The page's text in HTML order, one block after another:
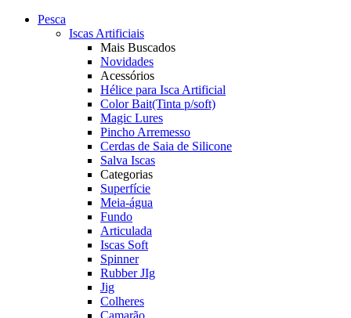
Pesca
Iscas Artificiais
Mais Buscados
Novidades
Acessórios
Hélice para Isca Artificial
Color Bait(Tinta p/soft)
Magic Lures
Pincho Arremesso
Cerdas de Saia de Silicone
Salva Iscas
Categorias
Superfície
Meia-água
Fundo
Articulada
Iscas Soft
Spinner
Rubber JIg
Jig
Colheres
Camarão